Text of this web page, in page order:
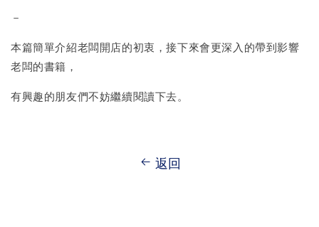
－
本篇簡單介紹老闆開店的初衷，接下來會更深入的帶到影響
老闆的書籍，
有興趣的朋友們不妨繼續閱讀下去。
返回